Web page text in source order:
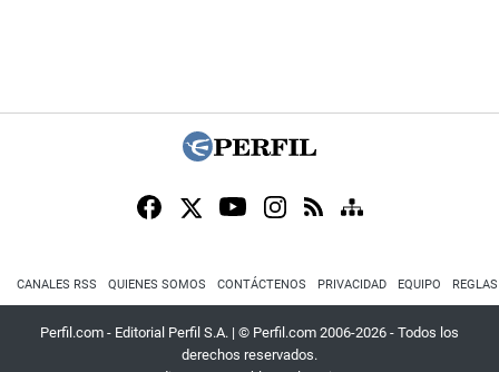
CANALES RSS QUIENES SOMOS CONTÁCTENOS PRIVACIDAD EQUIPO
Perfil.com - Editorial Perfil S.A. | © Perfil.com 2006-2026 - Todos los
derechos reservados.